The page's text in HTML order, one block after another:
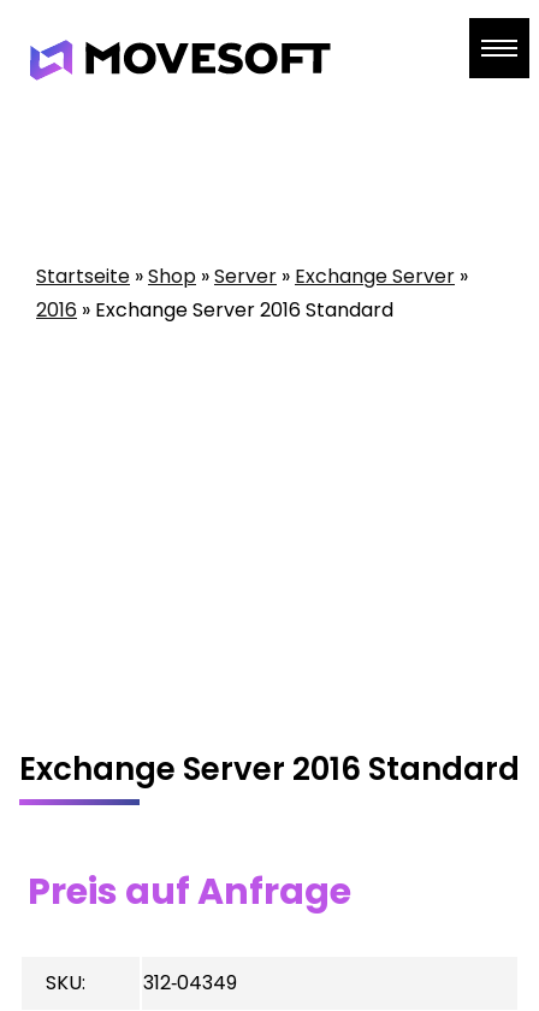
content
Startseite »Shop »Server » Exchange Server »
2016 » Exchange Server 2016 Standard
Exchange Server 2016 Standard
Preis auf Anfrage
SKU: 312‐04349